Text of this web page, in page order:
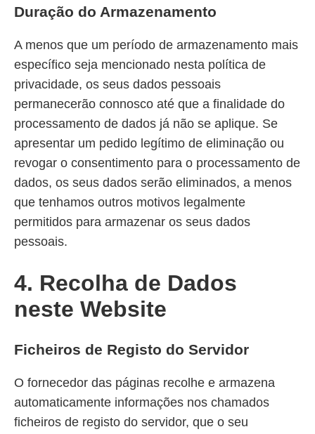
Duração do Armazenamento
A menos que um período de armazenamento mais
específico seja mencionado nesta política de
privacidade, os seus dados pessoais
permanecerão connosco até que a finalidade do
processamento de dados já não se aplique. Se
apresentar um pedido legítimo de eliminação ou
revogar o consentimento para o processamento de
dados, os seus dados serão eliminados, a menos
que tenhamos outros motivos legalmente
permitidos para armazenar os seus dados
pessoais.
4. Recolha de Dados
neste Website
Ficheiros de Registo do Servidor
O fornecedor das páginas recolhe e armazena
automaticamente informações nos chamados
ficheiros de registo do servidor, que o seu